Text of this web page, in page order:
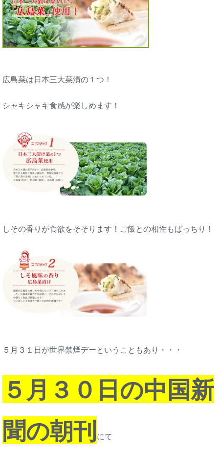
広島菜は日本三大菜漬の１つ！
シャキシャキ食感が楽しめます！
しその香りが食欲をそそります！ご飯との相性もばっちり！
５月３１日が世界禁煙デーということもあり・・・
５月３０日の中国新
聞の朝刊 にて